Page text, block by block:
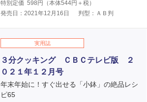
特別定価 598 円（本体544円＋税）
発売日：2021年12月16日
判型：ＡＢ判
実用誌
３分クッキング ＣＢＣテレビ版 ２
０２１年１２月号
年末年始に！すぐ出せる「小鉢」の絶品レシ
ピ65